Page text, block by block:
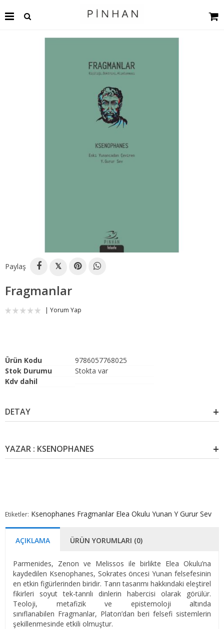
Paylaş 𝕏
Fragmanlar
Yorum Yap
Ürün Kodu
9786057768025
Stok Durumu
Stokta var
Kdv dahil
DETAY
YAZAR : KSENOPHANES
Etiketler: Ksenophanes Fragmanlar Elea Okulu Yunan Y Gurur Sev
AÇIKLAMA ÜRÜN YORUMLARI (0)
Parmenides, Zenon ve Melissos ile birlikte Elea Okulu’na
kaydedilen Ksenophanes, Sokrates öncesi Yunan felsefesinin
en etkin figürlerinden biridir. Tanrı tasarımı hakkındaki eleştirel
fikirleri soyut tek-tanrılı dinlerin habercisi olarak görülür.
Teoloji, metafizik ve epistemoloji altında
sınıflanabilen Fragmanlar, Platon’dan beri felsefi sistemlerin
şekillenmesinde etkili olmuştur.